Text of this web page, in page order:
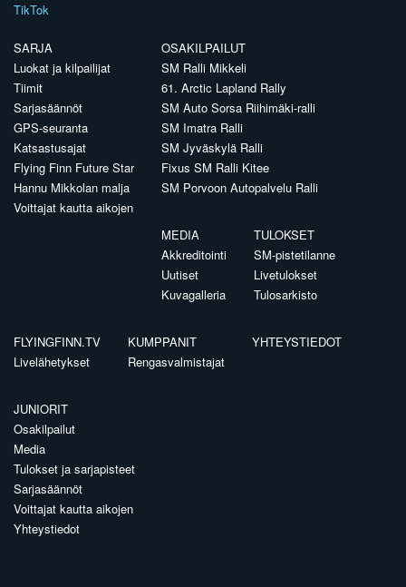
TikTok
SARJA
Luokat ja kilpailijat
Tiimit
Sarjasäännöt
GPS-seuranta
Katsastusajat
Flying Finn Future Star
Hannu Mikkolan malja
Voittajat kautta aikojen
OSAKILPAILUT
SM Ralli Mikkeli
61. Arctic Lapland Rally
SM Auto Sorsa Riihimäki-ralli
SM Imatra Ralli
SM Jyväskylä Ralli
Fixus SM Ralli Kitee
SM Porvoon Autopalvelu Ralli
MEDIA
Akkreditointi
Uutiset
Kuvagalleria
TULOKSET
SM-pistetilanne
Livetulokset
Tulosarkisto
FLYINGFINN.TV
Livelähetykset
KUMPPANIT
Rengasvalmistajat
YHTEYSTIEDOT
JUNIORIT
Osakilpailut
Media
Tulokset ja sarjapisteet
Sarjasäännöt
Voittajat kautta aikojen
Yhteystiedot